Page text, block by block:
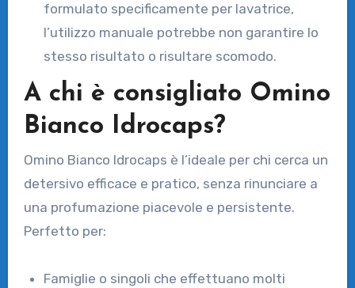
formulato specificamente per lavatrice,
l’utilizzo manuale potrebbe non garantire lo
stesso risultato o risultare scomodo.
A chi è consigliato Omino
Bianco Idrocaps?
Omino Bianco Idrocaps è l’ideale per chi cerca un
detersivo efficace e pratico, senza rinunciare a
una profumazione piacevole e persistente.
Perfetto per:
Famiglie o singoli che effettuano molti